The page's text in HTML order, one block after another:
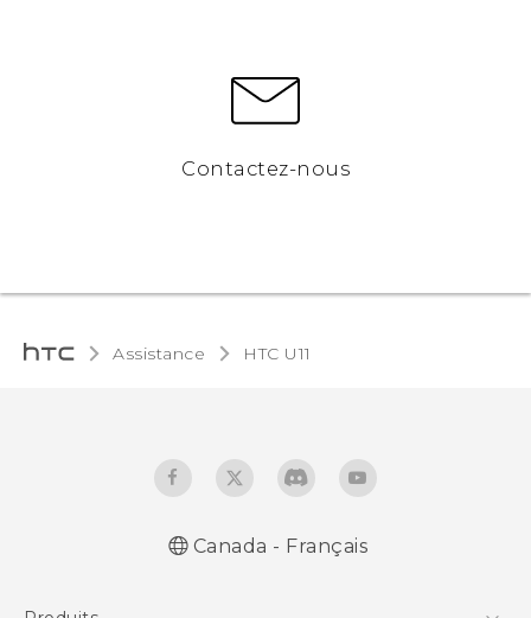
Contactez-nous
Assistance HTC U11‎
Canada - Français